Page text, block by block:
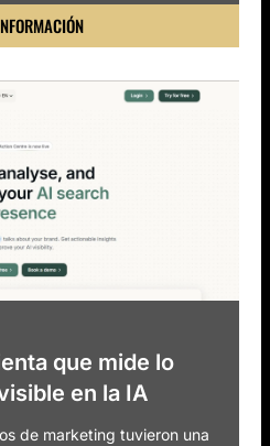
que mide lo
en la IA
de marketing tuvieron una